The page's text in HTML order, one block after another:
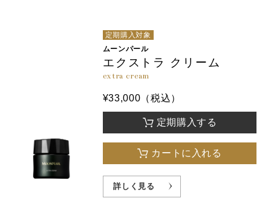
定期購入対象
ムーンパール
エクストラ クリーム
extra cream
¥33,000（税込）
定期購入する
カートに入れる
詳しく見る